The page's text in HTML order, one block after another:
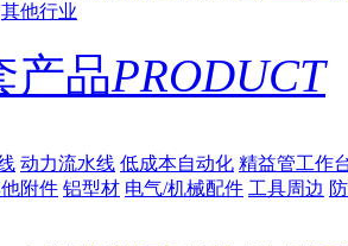
其他行业
产品PRODUCT
动力流水线 低成本自动化 精益管工作
附件 铝型材 电气/机械配件 工具周边